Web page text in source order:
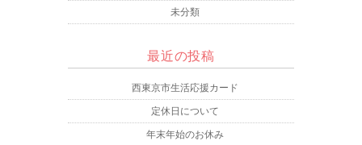
未分類
最近の投稿
西東京市生活応援カード
定休日について
年末年始のお休み